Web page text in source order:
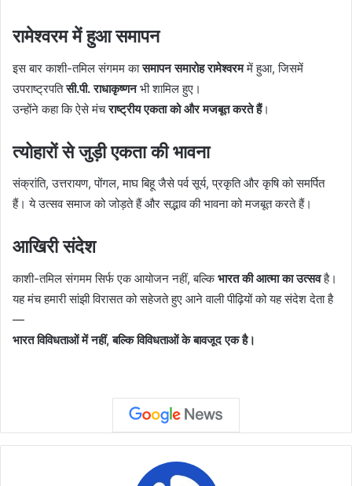
रामेश्वरम में हुआ समापन
इस बार काशी-तमिल संगमम कासमापन समारोह रामेश्वरममें हुआ, जिसमें
उपराष्ट्रपतिसी.पी. राधाकृष्णनभी शामिल हुए।
उन्होंने कहा कि ऐसे मंचराष्ट्रीय एकता को और मजबूत करते हैं।
त्योहारों से जुड़ी एकता की भावना
संक्रांति, उत्तरायण, पोंगल, माघ बिहू जैसे पर्व सूर्य, प्रकृति और कृषि को समर्पित
हैं। ये उत्सव समाज को जोड़ते हैं और सद्भाव की भावना को मजबूत करते हैं।
आखिरी संदेश
काशी-तमिल संगमम सिर्फ एक आयोजन नहीं, बल्किभारत की आत्मा का उत्सवहै।
यह मंच हमारी सांझी विरासत को सहेजते हुए आने वाली पीढ़ियों को यह संदेश देता है
—
भारत विविधताओं में नहीं, बल्कि विविधताओं के बावजूद एक है।